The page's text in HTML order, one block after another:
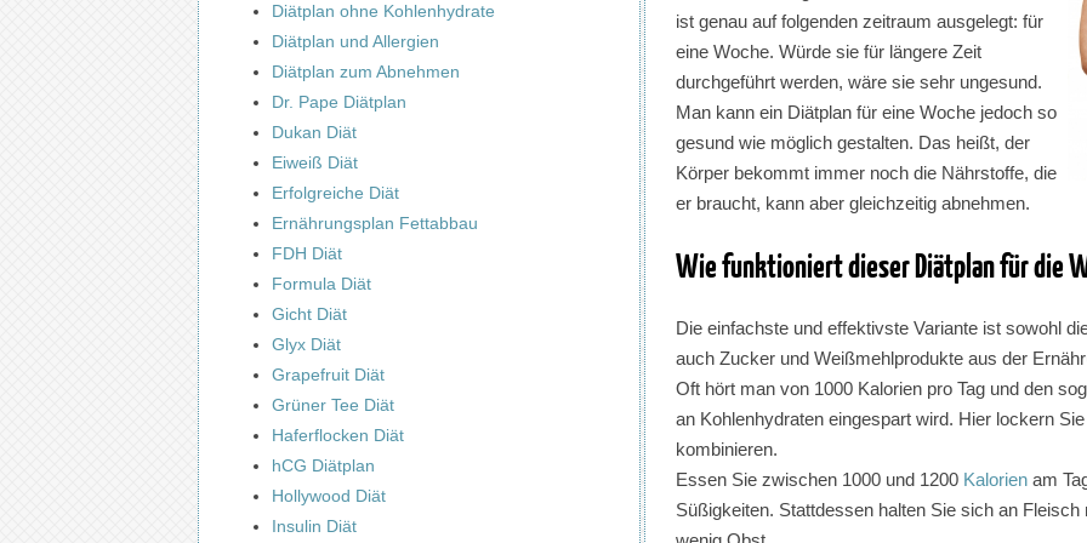
ist genau auf folgenden zeitraum ausgelegt: für
eine Woche. Würde sie für längere Zeit
durchgeführt werden, wäre sie sehr ungesund.
Man kann ein Diätplan für eine Woche jedoch so
gesund wie möglich gestalten. Das heißt, der
Körper bekommt immer noch die Nährstoffe, die
er braucht, kann aber gleichzeitig abnehmen.
Wie funktioniert dieser Diätplan für die
Die einfachste und effektivste Variante ist sowohl
auch Zucker und Weißmehlprodukte aus der
Oft hört man von 1000 Kalorien pro Tag und den
an Kohlenhydraten eingespart wird. Hier lockern
kombinieren.
Essen Sie zwischen 1000 und 1200 Kalorien am
Süßigkeiten. Stattdessen halten Sie sich an
Diätplan ohne Kohlenhydrate
Diätplan und Allergien
Diätplan zum Abnehmen
Dr. Pape Diätplan
Dukan Diät
Eiweiß Diät
Erfolgreiche Diät
Ernährungsplan Fettabbau
FDH Diät
Formula Diät
Gicht Diät
Glyx Diät
Grapefruit Diät
Grüner Tee Diät
Haferflocken Diät
hCG Diätplan
Hollywood Diät
Insulin Diät